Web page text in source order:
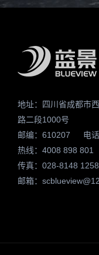
地址：四川省成都市
路二段1000号
邮编：610207
电
热线：4008 898 801
传真：028-8148
邮箱：